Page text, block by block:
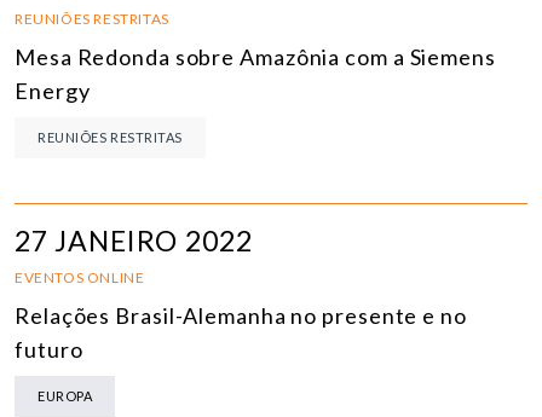
REUNIÕES RESTRITAS
Mesa Redonda sobre Amazônia com a Siemens
Energy
REUNIÕES RESTRITAS
27 JANEIRO 2022
EVENTOS ONLINE
Relações Brasil-Alemanha no presente e no
futuro
EUROPA